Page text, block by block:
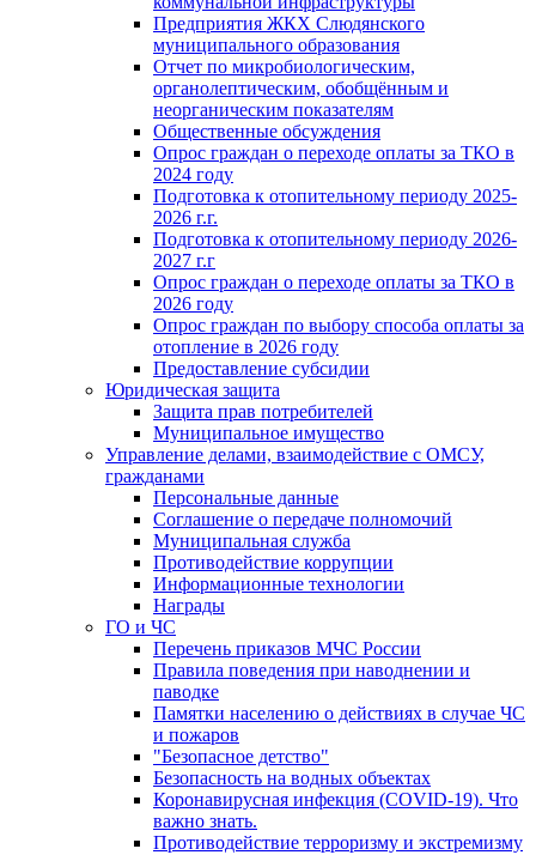
Предприятия ЖКХ Слюдянского
муниципального образования
Отчет по микробиологическим,
органолептическим, обобщённым и
неорганическим показателям
Общественные обсуждения
Опрос граждан о переходе оплаты за ТКО в
2024 году
Подготовка к отопительному периоду 2025-
2026 г.г.
Подготовка к отопительному периоду 2026-
2027 г.г
Опрос граждан о переходе оплаты за ТКО в
2026 году
Опрос граждан по выбору способа оплаты за
отопление в 2026 году
Предоставление субсидии
Юридическая защита
Защита прав потребителей
Муниципальное имущество
Управление делами, взаимодействие с ОМСУ,
гражданами
Персональные данные
Соглашение о передаче полномочий
Муниципальная служба
Противодействие коррупции
Информационные технологии
Награды
ГО и ЧС
Перечень приказов МЧС России
Правила поведения при наводнении и
паводке
Памятки населению о действиях в случае ЧС
и пожаров
"Безопасное детство"
Безопасность на водных объектах
Коронавирусная инфекция (COVID-19). Что
важно знать.
Противодействие терроризму и экстремизму